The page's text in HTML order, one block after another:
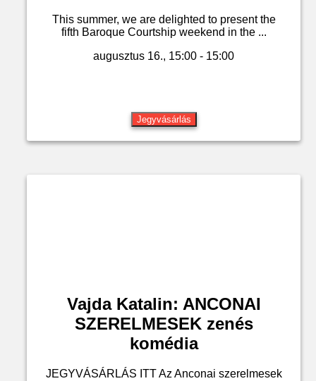
This summer, we are delighted to present the
fifth Baroque Courtship weekend in the ...
augusztus 16., 15:00 - 15:00
Jegyvásárlás
Vajda Katalin: ANCONAI
SZERELMESEK zenés
komédia
JEGYVÁSÁRLÁS ITT Az Anconai szerelmesek